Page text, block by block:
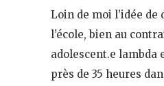
Loin de moi l’idée
l’école, bien au
adolescent.e lambda
près de 35 heures